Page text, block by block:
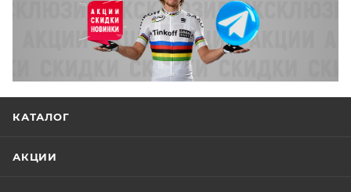
КАТАЛОГ
АКЦИИ